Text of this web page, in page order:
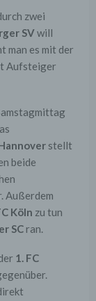
zwei
SVwill
man es mit der
Aufsteiger
stellt
beide
Außerdem
Köln zu tun
SC ran.
1. FC